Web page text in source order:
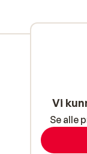
Vi
Se alle